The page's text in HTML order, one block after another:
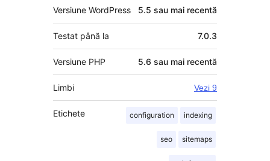
Versiune WordPress 5.5 sau mai recentă
Testat până la 7.0.3
Versiune PHP 5.6 sau mai recentă
Limbi Vezi 9
Etichete configuration indexing
seo sitemaps